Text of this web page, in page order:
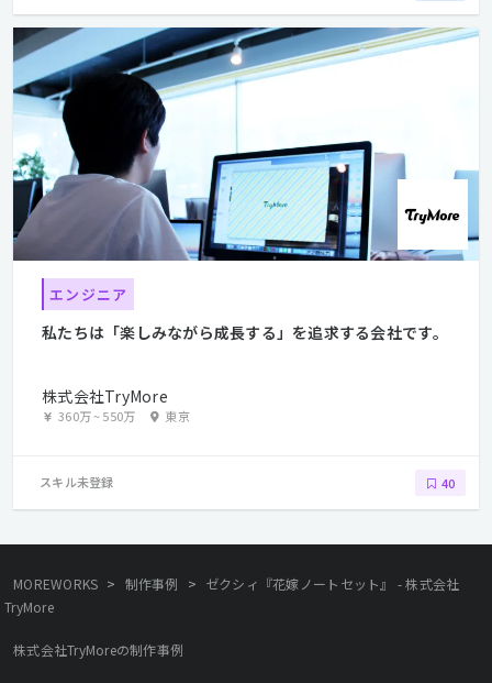
エンジニア
私たちは「楽しみながら成長する」を追求する会社です。
株式会社TryMore
360万~550万 東京
スキル未登録 40
MOREWORKS > 制作事例 > ゼクシィ『花嫁ノートセット』 - 株式会社
TryMore
株式会社TryMoreの制作事例